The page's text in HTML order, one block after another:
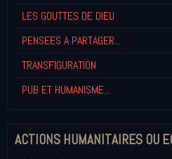
LES GOUTTES DE DIEU
PENSEES A PARTAGER...
TRANSFIGURATION
PUB ET HUMANISME...
ACTIONS HUMANITAIRES OU